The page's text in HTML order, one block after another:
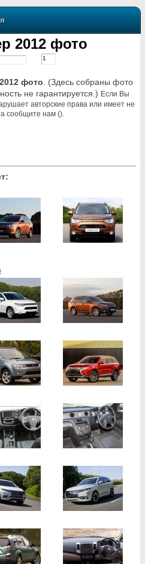
2012 фото
фото . (Здесь собраны фото
не гарантируется.) Если Вы
авторские права или имеет не
сообщите нам ().